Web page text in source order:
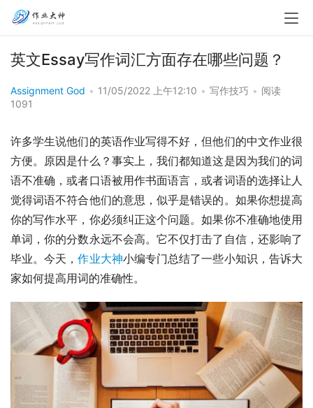
英文Essay写作词汇方面存在哪些问题？
Assignment God • 11/05/2022 上午12:10 • 写作技巧 • 阅读
1091
许多学生说他们的英语作业写得不好，但他们的中文作业很
方便。原因是什么？事实上，我们都知道这是因为我们的词
语不准确，或者口语被用作书面语言，或者词语的选择让人
觉得词语不符合他们的意思，似乎是错误的。如果你想提高
你的写作水平，你必须纠正这个问题。如果你不准确地使用
单词，你的分数永远不会高。它不仅打击了自信，还影响了
毕业。今天，作业大神小编专门总结了一些小知识，告诉大
家如何提高用词的准确性。